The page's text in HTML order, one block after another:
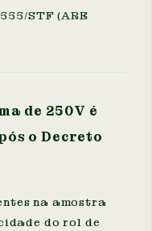
STF (ARE
de 250V é
o Decreto
na amostra
do rol de